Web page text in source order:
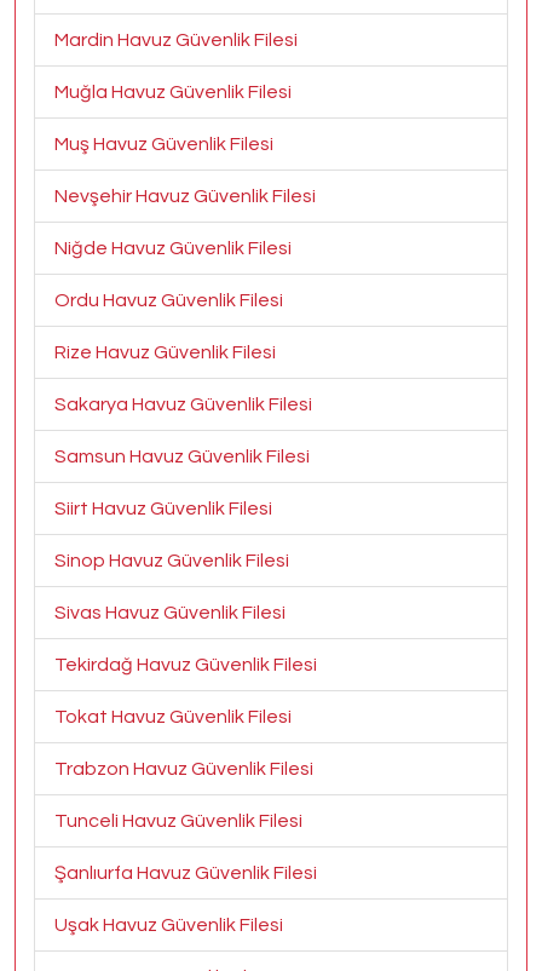
Mardin Havuz Güvenlik Filesi
Muğla Havuz Güvenlik Filesi
Muş Havuz Güvenlik Filesi
Nevşehir Havuz Güvenlik Filesi
Niğde Havuz Güvenlik Filesi
Ordu Havuz Güvenlik Filesi
Rize Havuz Güvenlik Filesi
Sakarya Havuz Güvenlik Filesi
Samsun Havuz Güvenlik Filesi
Siirt Havuz Güvenlik Filesi
Sinop Havuz Güvenlik Filesi
Sivas Havuz Güvenlik Filesi
Tekirdağ Havuz Güvenlik Filesi
Tokat Havuz Güvenlik Filesi
Trabzon Havuz Güvenlik Filesi
Tunceli Havuz Güvenlik Filesi
Şanlıurfa Havuz Güvenlik Filesi
Uşak Havuz Güvenlik Filesi